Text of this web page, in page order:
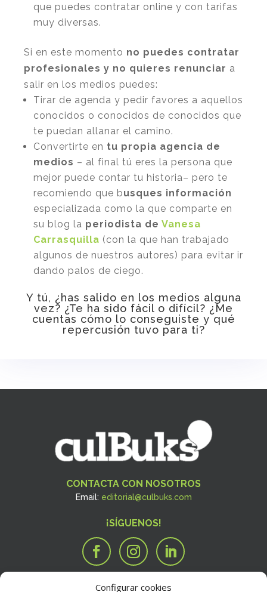
Configurar cookies
que puedes contratar online y con tarifas
muy diversas.
Si en este momento no puedes contratar
profesionales y no quieres renunciar a
salir en los medios puedes:
Tirar de agenda y pedir favores a aquellos
conocidos o conocidos de conocidos que
te puedan allanar el camino.
Convertirte en tu propia agencia de
medios – al final tú eres la persona que
mejor puede contar tu historia– pero te
recomiendo que busques información
especializada como la que comparte en
su blog la periodista de Vanesa
Carrasquilla (con la que han trabajado
algunos de nuestros autores) para evitar ir
dando palos de ciego.
Y tú, ¿has salido en los medios alguna
vez? ¿Te ha sido fácil o difícil? ¿Me
cuentas cómo lo conseguiste y qué
repercusión tuvo para ti?
CONTACTA CON NOSOTROS
Email: editorial@culbuks.com
¡SÍGUENOS!